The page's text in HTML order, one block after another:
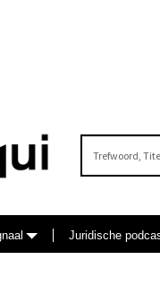
Juridische